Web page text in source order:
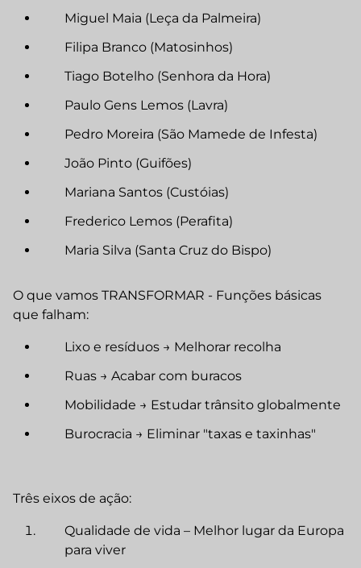
Miguel Maia (Leça da Palmeira)
Filipa Branco (Matosinhos)
Tiago Botelho (Senhora da Hora)
Paulo Gens Lemos (Lavra)
Pedro Moreira (São Mamede de Infesta)
João Pinto (Guifões)
Mariana Santos (Custóias)
Frederico Lemos (Perafita)
Maria Silva (Santa Cruz do Bispo)
O que vamos TRANSFORMAR - Funções básicas
que falham:
Lixo e resíduos → Melhorar recolha
Ruas → Acabar com buracos
Mobilidade → Estudar trânsito globalmente
Burocracia → Eliminar "taxas e taxinhas"
Três eixos de ação:
Qualidade de vida – Melhor lugar da Europa
para viver